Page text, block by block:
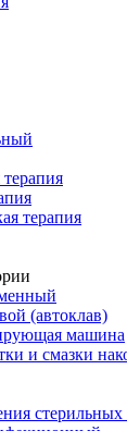
терапия
(автоклав)
машина
и смазки